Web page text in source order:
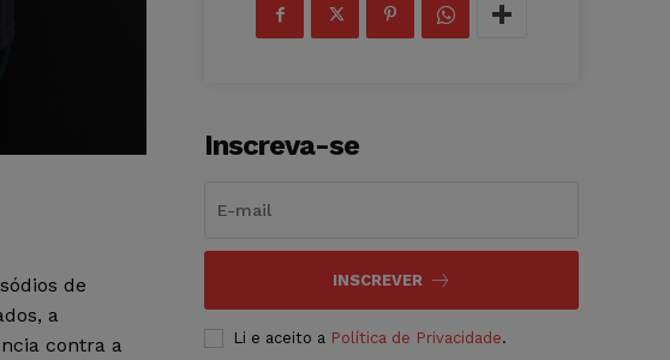
de
a
contra a
Inscreva-se
INSCREVER
Li e aceito a Política de Privacidade.